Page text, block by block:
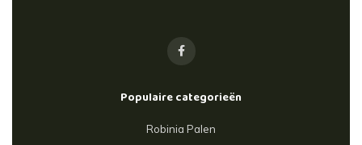
Populaire categorieën
Robinia Palen